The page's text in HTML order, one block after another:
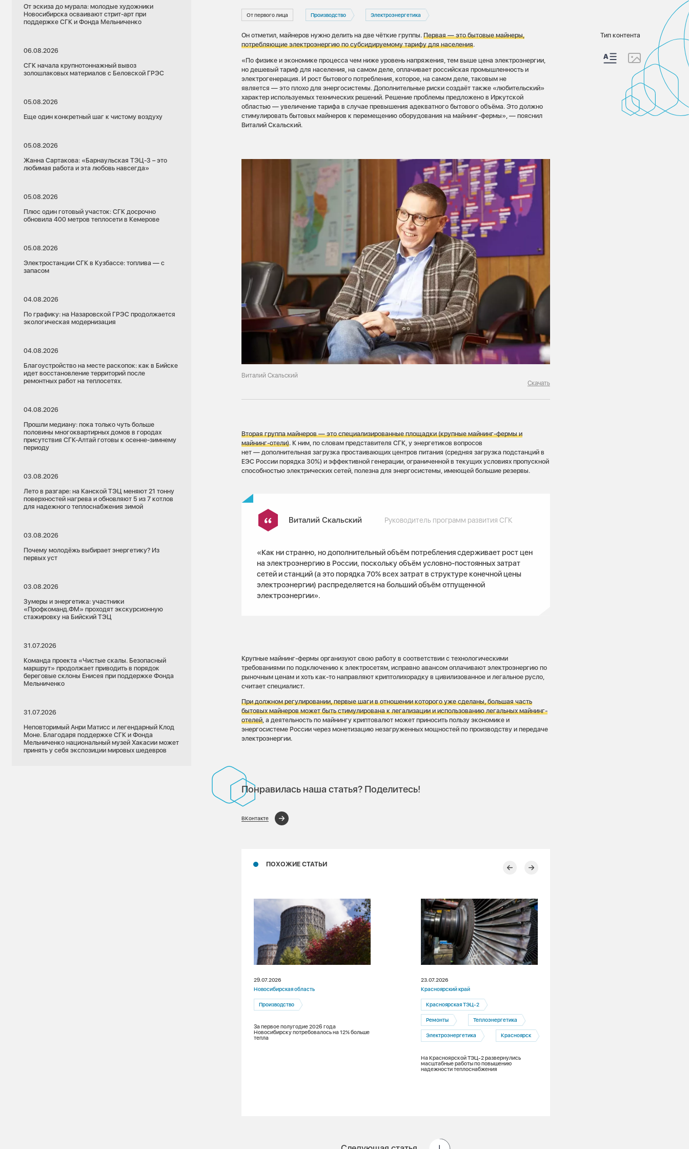
От эскиза до мурала: молодые художники
Новосибирска осваивают стрит-арт при
поддержке СГК и Фонда Мельниченко
06.08.2026
СГК начала крупнотоннажный вывоз
золошлаковых материалов с Беловской ГРЭС
05.08.2026
Еще один конкретный шаг к чистому воздуху
05.08.2026
Жанна Сартакова: «Барнаульская ТЭЦ-3 – это
любимая работа и эта любовь навсегда»
05.08.2026
Плюс один готовый участок: СГК досрочно
обновила 400 метров теплосети в Кемерове
05.08.2026
Электростанции СГК в Кузбассе: топлива — с
запасом
04.08.2026
По графику: на Назаровской ГРЭС продолжается
экологическая модернизация
04.08.2026
Благоустройство на месте раскопок: как в Бийске
идет восстановление территорий после
ремонтных работ на теплосетях.
04.08.2026
Прошли медиану: пока только чуть больше
половины многоквартирных домов в городах
присутствия СГК-Алтай готовы к осенне-зимнему
периоду
03.08.2026
Лето в разгаре: на Канской ТЭЦ меняют 21 тонну
поверхностей нагрева и обновляют 5 из 7 котлов
для надежного теплоснабжения зимой
03.08.2026
Почему молодёжь выбирает энергетику? Из
первых уст
03.08.2026
Зумеры и энергетика: участники
«Профкоманд.ФМ» проходят экскурсионную
стажировку на Бийский ТЭЦ
31.07.2026
Команда проекта «Чистые скалы. Безопасный
маршрут» продолжает приводить в порядок
береговые склоны Енисея при поддержке Фонда
Мельниченко
31.07.2026
Неповторимый Анри Матисс и легендарный Клод
Моне. Благодаря поддержке СГК и Фонда
Мельниченко национальный музей Хакасии может
принять у себя экспозиции мировых шедевров
От первого лица Производство Электроэнергетика
Он отметил, майнеров нужно делить на две чёткие группы.Первая — это бытовые майнеры,
потребляющие электроэнергию по субсидируемому тарифу для населения.
«По физике и экономике процесса чем ниже уровень напряжения, тем выше цена электроэнергии,
но дешевый тариф для населения, на самом деле, оплачивает российская промышленность и
электрогенерация. И рост бытового потребления, которое, на самом деле, таковым не
является — это плохо для энергосистемы. Дополнительные риски создаёт также «любительский»
характер используемых технических решений. Решение проблемы предложено в Иркутской
областью — увеличение тарифа в случае превышения адекватного бытового объёма. Это должно
стимулировать бытовых майнеров к перемещению оборудования на майнинг-фермы», — пояснил
Виталий Скальский.
Виталий Скальский
Скачать
Вторая группа майнеров — это специализированные площадки (крупные майнинг-фермы и
майнинг-отели). К ним, по словам представителя СГК, у энергетиков вопросов
нет — дополнительная загрузка простаивающих центров питания (средняя загрузка подстанций в
ЕЭС России порядка 30%) и эффективной генерации, ограниченной в текущих условиях пропускной
способностью электрических сетей, полезна для энергосистемы, имеющей большие резервы.
Виталий Скальский Руководитель программ развития СГК
«Как ни странно, но дополнительный объём потребления сдерживает рост цен
на электроэнергию в России, поскольку объём условно-постоянных затрат
сетей и станций (а это порядка 70% всех затрат в структуре конечной цены
электроэнергии) распределяется на больший объём отпущенной
электроэнергии».
Крупные майнинг-фермы организуют свою работу в соответствии с технологическими
требованиями по подключению к электросетям, исправно авансом оплачивают электроэнергию по
рыночным ценам и хоть как-то направляют криптолихорадку в цивилизованное и легальное русло,
считает специалист.
При должном регулировании, первые шаги в отношении которого уже сделаны, большая часть
бытовых майнеров может быть стимулирована к легализации и использованию легальных майнинг-
отелей, а деятельность по майнингу криптовалют может приносить пользу экономике и
энергосистеме России через монетизацию незагруженных мощностей по производству и передаче
электроэнергии.
Понравилась наша статья? Поделитесь!
ВКонтакте
ПОХОЖИЕ СТАТЬИ
29.07.2026
Новосибирская область
Производство
За первое полугодие 2026 года
Новосибирску потребовалось на 12% больше
тепла
23.07.2026
Красноярский край
Красноярская ТЭЦ-2
Ремонты Теплоэнергетика
Электроэнергетика Красноярск
На Красноярской ТЭЦ-2 развернулись
масштабные работы по повышению
надежности теплоснабжения
Тип контента